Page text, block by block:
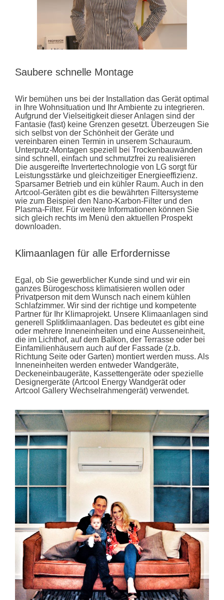
Saubere schnelle Montage
Wir bemühen uns bei der Installation das Gerät optimal
in Ihre Wohnsituation und Ihr Ambiente zu integrieren.
Aufgrund der Vielseitigkeit dieser Anlagen sind der
Fantasie (fast) keine Grenzen gesetzt. Überzeugen Sie
sich selbst von der Schönheit der Geräte und
vereinbaren einen Termin in unserem Schauraum.
Unterputz-Montagen speziell bei Trockenbauwänden
sind schnell, einfach und schmutzfrei zu realisieren
Die ausgereifte Invertertechnologie von LG sorgt für
Leistungsstärke und gleichzeitiger Energieeffizienz.
Sparsamer Betrieb und ein kühler Raum. Auch in den
Artcool-Geräten gibt es die bewährten Filtersysteme
wie zum Beispiel den Nano-Karbon-Filter und den
Plasma-Filter. Für weitere Informationen können Sie
sich gleich rechts im Menü den aktuellen Prospekt
downloaden.
Klimaanlagen für alle Erfordernisse
Egal, ob Sie gewerblicher Kunde sind und wir ein
ganzes Bürogeschoss klimatisieren wollen oder
Privatperson mit dem Wunsch nach einem kühlen
Schlafzimmer. Wir sind der richtige und kompetente
Partner für Ihr Klimaprojekt. Unsere Klimaanlagen sind
generell Splitklimaanlagen. Das bedeutet es gibt eine
oder mehrere Inneneinheiten und eine Ausseneinheit,
die im Lichthof, auf dem Balkon, der Terrasse oder bei
Einfamilienhäusern auch auf der Fassade (z.b.
Richtung Seite oder Garten) montiert werden muss. Als
Inneneinheiten werden entweder Wandgeräte,
Deckeneinbaugeräte, Kassettengeräte oder spezielle
Designergeräte (Artcool Energy Wandgerät oder
Artcool Gallery Wechselrahmengerät) verwendet.